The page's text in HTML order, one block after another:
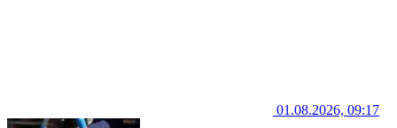
01.08.2026, 09:17